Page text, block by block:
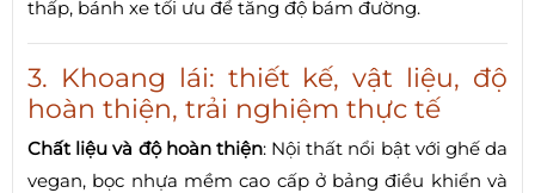
thấp, bánh xe tối ưu để tăng độ bám đường.
3. Khoang lái: thiết kế, vật liệu, độ
hoàn thiện, trải nghiệm thực tế
Chất liệu và độ hoàn thiện: Nội thất nổi bật với ghế da
vegan, bọc nhựa mềm cao cấp ở bảng điều khiển và